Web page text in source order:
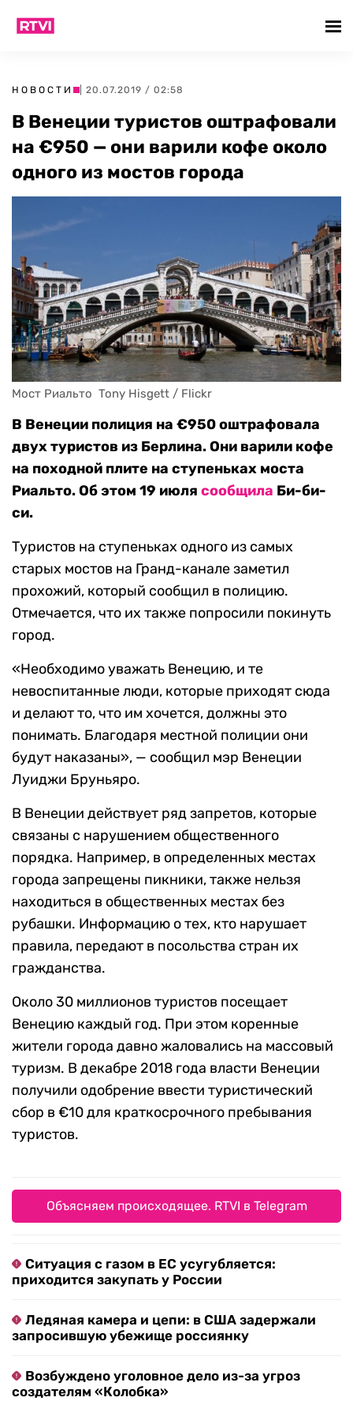
НОВОСТИ | 20.07.2019 / 02:58
В Венеции туристов оштрафовали
на €950 — они варили кофе около
одного из мостов города
Мост Риальто  Tony Hisgett / Flickr
В Венеции полиция на €950 оштрафовала
двух туристов из Берлина. Они варили кофе
на походной плите на ступеньках моста
Риальто. Об этом 19 июля сообщила Би-би-
си.
Туристов на ступеньках одного из самых
старых мостов на Гранд-канале заметил
прохожий, который сообщил в полицию.
Отмечается, что их также попросили покинуть
город.
«Необходимо уважать Венецию, и те
невоспитанные люди, которые приходят сюда
и делают то, что им хочется, должны это
понимать. Благодаря местной полиции они
будут наказаны», — сообщил мэр Венеции
Луиджи Бруньяро.
В Венеции действует ряд запретов, которые
связаны с нарушением общественного
порядка. Например, в определенных местах
города запрещены пикники, также нельзя
находиться в общественных местах без
рубашки. Информацию о тех, кто нарушает
правила, передают в посольства стран их
гражданства.
Около 30 миллионов туристов посещает
Венецию каждый год. При этом коренные
жители города давно жаловались на массовый
туризм. В декабре 2018 года власти Венеции
получили одобрение ввести туристический
сбор в €10 для краткосрочного пребывания
туристов.
Объясняем происходящее. RTVI в Telegram
Ситуация с газом в ЕС усугубляется:
приходится закупать у России
Ледяная камера и цепи: в США задержали
запросившую убежище россиянку
Возбуждено уголовное дело из-за угроз
создателям «Колобка»